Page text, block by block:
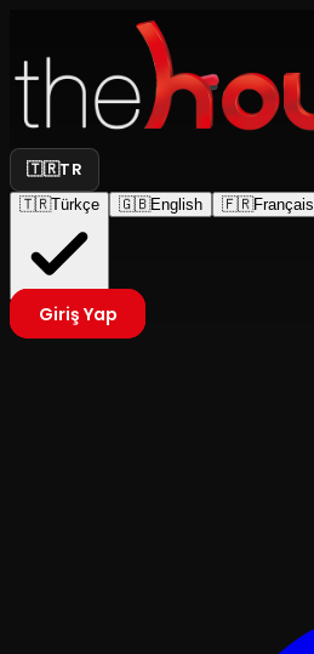
🇹🇷TR
🇹🇷Türkçe 🇬🇧English 🇫🇷Français
Giriş Yap